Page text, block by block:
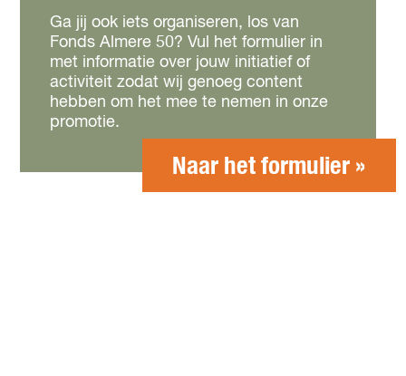
Ga jij ook iets organiseren, los van
Fonds Almere 50? Vul het formulier in
met informatie over jouw initiatief of
activiteit zodat wij genoeg content
hebben om het mee te nemen in onze
promotie.
Naar het formulier »